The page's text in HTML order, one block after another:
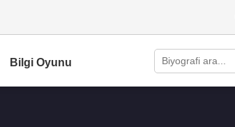
Bilgi Oyunu